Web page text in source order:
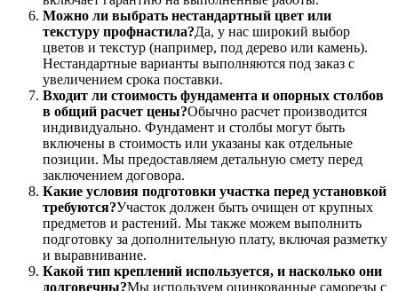
Можно ли выбрать нестандартный цвет или
текстуру профнастила?Да, у нас широкий выбор
цветов и текстур (например, под дерево или камень).
Нестандартные варианты выполняются под заказ с
увеличением срока поставки.
Входит ли стоимость фундамента и опорных столбов
в общий расчет цены?Обычно расчет производится
индивидуально. Фундамент и столбы могут быть
включены в стоимость или указаны как отдельные
позиции. Мы предоставляем детальную смету перед
заключением договора.
Какие условия подготовки участка перед установкой
требуются?Участок должен быть очищен от крупных
предметов и растений. Мы также можем выполнить
подготовку за дополнительную плату, включая разметку
и выравнивание.
Какой тип креплений используется, и насколько они
долговечны?Мы используем оцинкованные саморезы с